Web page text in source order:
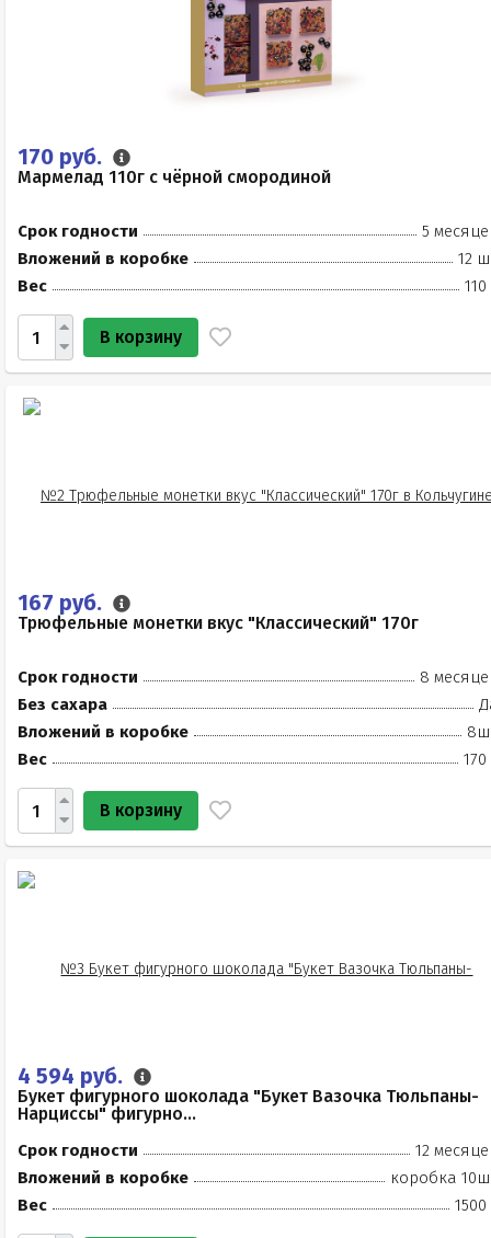
170 руб.
Мармелад 110г с чёрной смородиной
Срок годности
5
Вложений в коробке
12
Вес
110
В корзину
167 руб.
Трюфельные монетки вкус "Классический" 170г
Срок годности
8
Без сахара
Вложений в коробке
Вес
170
В корзину
4 594 руб.
Букет фигурного шоколада "Букет Вазочка Тюльпаны-
Нарциссы" фигурно...
Срок годности
12
Вложений в коробке
коробка
Вес
1500